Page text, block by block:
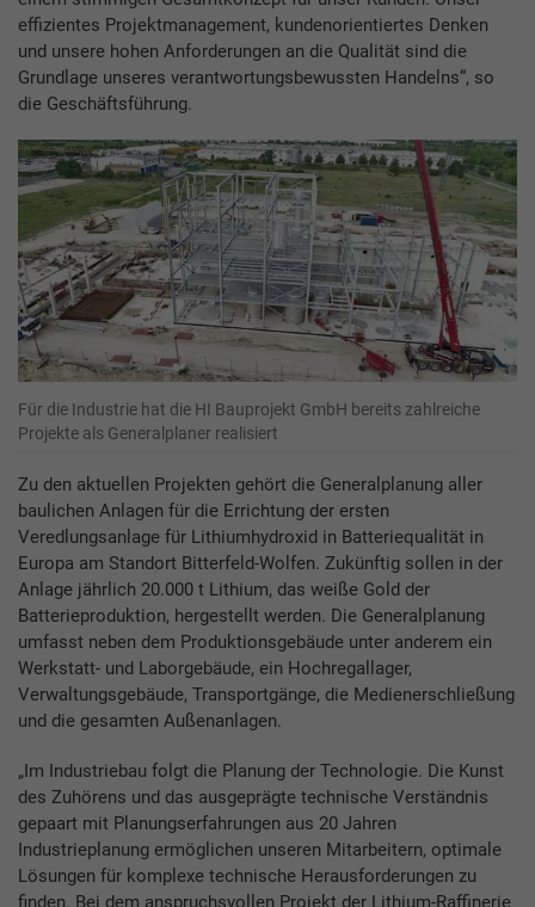
effizientes Projektmanagement, kundenorientiertes Denken
und unsere hohen Anforderungen an die Qualität sind die
Grundlage unseres verantwortungsbewussten Handelns“, so
die Geschäftsführung.
Für die Industrie hat die HI Bauprojekt GmbH bereits zahlreiche
Projekte als Generalplaner realisiert
Zu den aktuellen Projekten gehört die Generalplanung aller
baulichen Anlagen für die Errichtung der ersten
Veredlungsanlage für Lithiumhydroxid in Batteriequalität in
Europa am Standort Bitterfeld-Wolfen. Zukünftig sollen in der
Anlage jährlich 20.000 t Lithium, das weiße Gold der
Batterieproduktion, hergestellt werden. Die Generalplanung
umfasst neben dem Produktionsgebäude unter anderem ein
Werkstatt- und Laborgebäude, ein Hochregallager,
Verwaltungsgebäude, Transportgänge, die Medienerschließung
und die gesamten Außenanlagen.
„Im Industriebau folgt die Planung der Technologie. Die Kunst
des Zuhörens und das ausgeprägte technische Verständnis
gepaart mit Planungserfahrungen aus 20 Jahren
Industrieplanung ermöglichen unseren Mitarbeitern, optimale
Lösungen für komplexe technische Herausforderungen zu
finden. Bei dem anspruchsvollen Projekt der Lithium-Raffinerie